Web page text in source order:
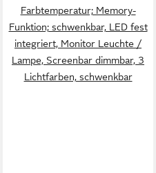
Farbtemperatur; Memory-
Funktion; schwenkbar, LED fest
integriert, Monitor Leuchte /
Lampe, Screenbar dimmbar, 3
Lichtfarben, schwenkbar